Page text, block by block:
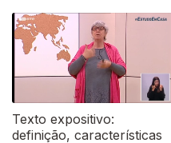
Texto expositivo:
definição, características